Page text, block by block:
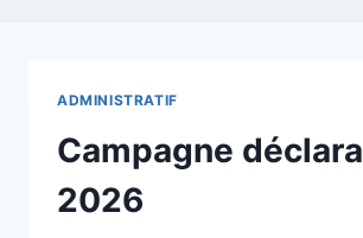
ADMINISTRATIF
Campagne
2026